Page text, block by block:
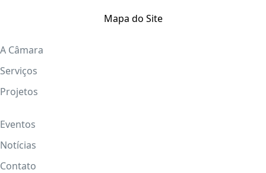
Mapa do Site
A Câmara
Serviços
Projetos
Eventos
Notícias
Contato